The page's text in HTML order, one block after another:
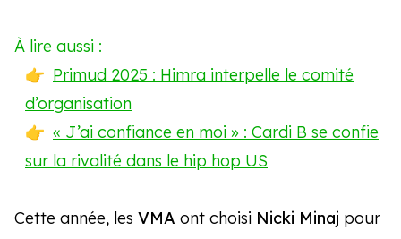
Cette année, les VMA ont choisi Nicki Minaj pour
À lire aussi :
Primud 2025 : Himra interpelle le comité
d’organisation
« J’ai confiance en moi » : Cardi B se confie
sur la rivalité dans le hip hop US